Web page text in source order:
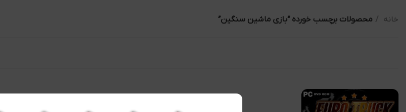
خانه محصولات برچسب خورده “بازی ماشین سنگین”